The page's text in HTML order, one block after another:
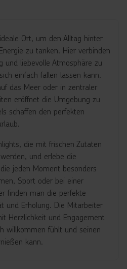
Ort, um den Alltag hinter
zu tanken. Hier verbinden
und liebevolle Atmosphäre zu
einfach fallen lassen kann.
das Meer oder in zentraler
eröffnet die Umgebung zu
schaffen den perfekten
die mit frischen Zutaten
und erlebe die
jeden Moment besonders
Sport oder bei einer
finden man die perfekte
und Erholung. Die Mitarbeiter
Herzlichkeit und Engagement
willkommen fühlt und seinen
kann.